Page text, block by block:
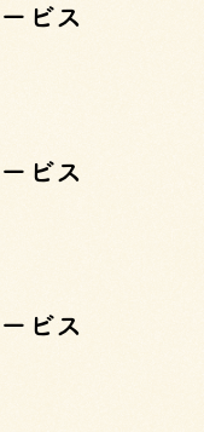
ビス
ビス
ビス